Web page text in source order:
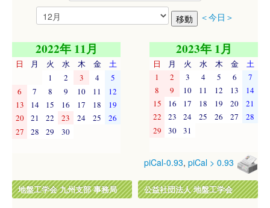
＜今日＞
2022年 11月
日 月 火 水 木 金
土
1
2 3 4
5
6
7 8 9 10 11
12
13
14 15 16 17 18
19
20
21 22 23 24 25
26
27
28 29 30
2023年 1月
日 月 火 水 木 金
土
1
2 3 4 5 6
7
8
9 10 11 12 13
14
15
16 17 18 19 20
21
22
23 24 25 26 27
28
29
30 31
piCal-0.93, piCal > 0.93
地盤工学会 九州支部 事務局 公益社団法人 地盤工学会